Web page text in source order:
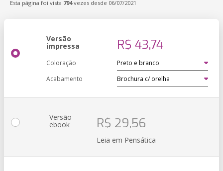
Esta página foi vista 794vezes desde 06/07/2021
Versão
impressa R$ 43,74
Coloração
Acabamento
Versão
ebook R$ 29,56
Leia em Pensática